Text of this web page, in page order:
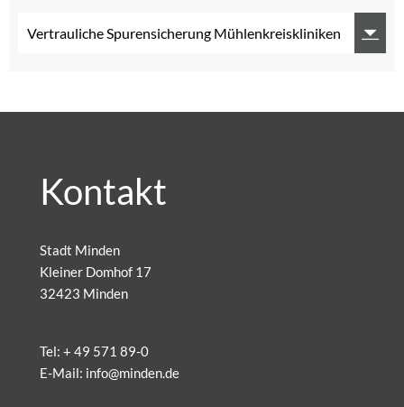
Vertrauliche Spurensicherung Mühlenkreiskliniken
Kontakt
Stadt Minden
Kleiner Domhof 17
32423 Minden
Tel: + 49 571 89-0
E-Mail: info@minden.de